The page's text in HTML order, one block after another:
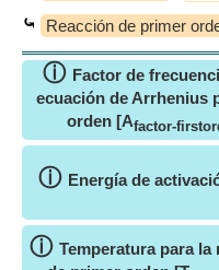
⤿ Reacción de primer
ⓘ Factor de
ecuación de Arrhenius
orden [Afactor-
ⓘ Energía de
ⓘ Temperatura para la